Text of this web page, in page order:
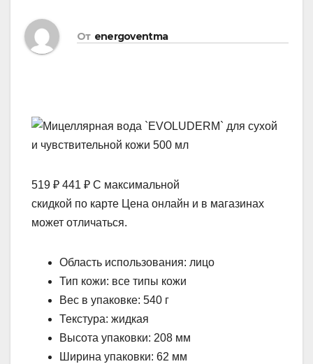
От energoventma
519 ₽ 441 ₽ С максимальной
скидкой по карте Цена онлайн и в магазинах
может отличаться.
Область использования: лицо
Тип кожи: все типы кожи
Вес в упаковке: 540 г
Текстура: жидкая
Высота упаковки: 208 мм
Ширина упаковки: 62 мм